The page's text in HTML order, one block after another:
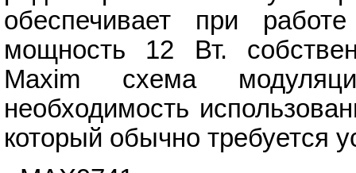
обеспечивает при
мощность 12 Вт.
Maxim схема
необходимость
который обычно требуется